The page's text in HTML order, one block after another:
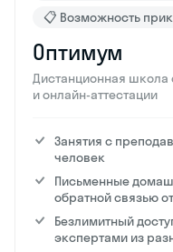
📋 Возможность
Оптимум
Дистанционная
и онлайн-аттестации
Занятия с
человек
Письменные
обратной связью
Безлимитный
экспертами из